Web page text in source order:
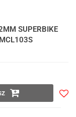
SUPERBIKE